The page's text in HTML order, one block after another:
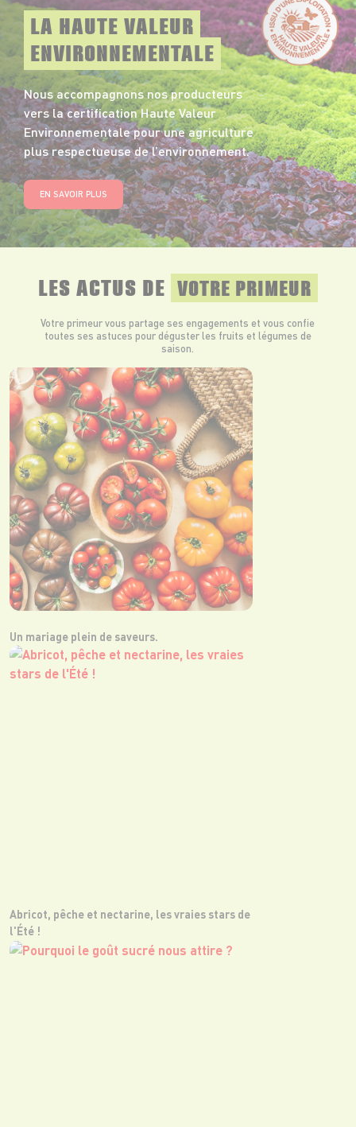
LA HAUTE VALEUR
ENVIRONNEMENTALE
Nous accompagnons nos producteurs
vers la certification Haute Valeur
Environnementale pour une agriculture
plus respectueuse de l’environnement.
EN SAVOIR PLUS
LES ACTUS DE VOTRE PRIMEUR
Votre primeur vous partage ses engagements et vous confie
toutes ses astuces pour déguster les fruits et légumes de
saison.
Un mariage plein de saveurs.
Abricot, pêche et nectarine, les vraies stars de
l'Été !